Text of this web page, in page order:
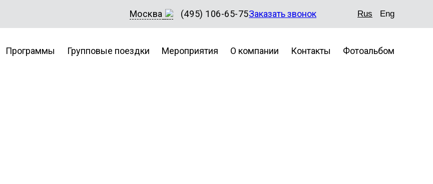
Москва (495) 106-65-75Заказать звонок Rus Eng
Программы Групповые поездки Мероприятия О компании Контакты
Фотоальбом